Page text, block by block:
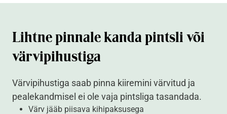
Lihtne pinnale kanda pintsli või
värvipihustiga
Värvipihustiga saab pinna kiiremini värvitud ja
pealekandmisel ei ole vaja pintsliga tasandada.
Värv jääb piisava kihipaksusega